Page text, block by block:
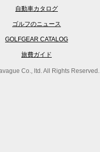
自動車カタログ
ゴルフのニュース
GOLFGEAR CATALOG
旅費ガイド
Co., ltd. All Rights Reserved.